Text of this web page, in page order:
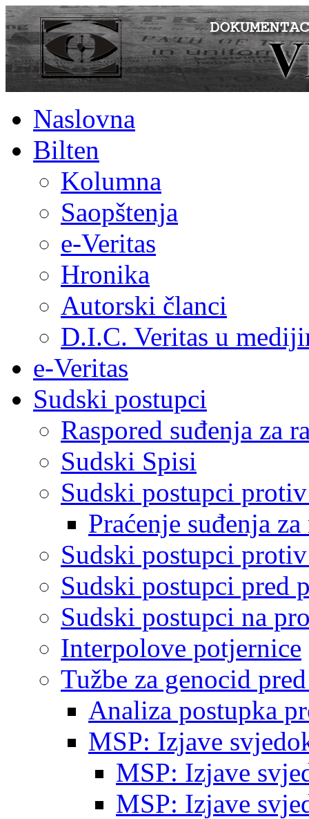
Naslovna
Bilten
Kolumna
Saopštenja
e-Veritas
Hronika
Autorski članci
D.I.C. Veritas u
e-Veritas
Sudski postupci
Raspored suđenja za
Sudski Spisi
Sudski postupci
Praćenje suđenja
Sudski postupci
Sudski postupci pred
Sudski postupci na
Interpolove potjernice
Tužbe za genocid
Analiza postupka
MSP: Izjave
MSP: Izjave
MSP: Izjave